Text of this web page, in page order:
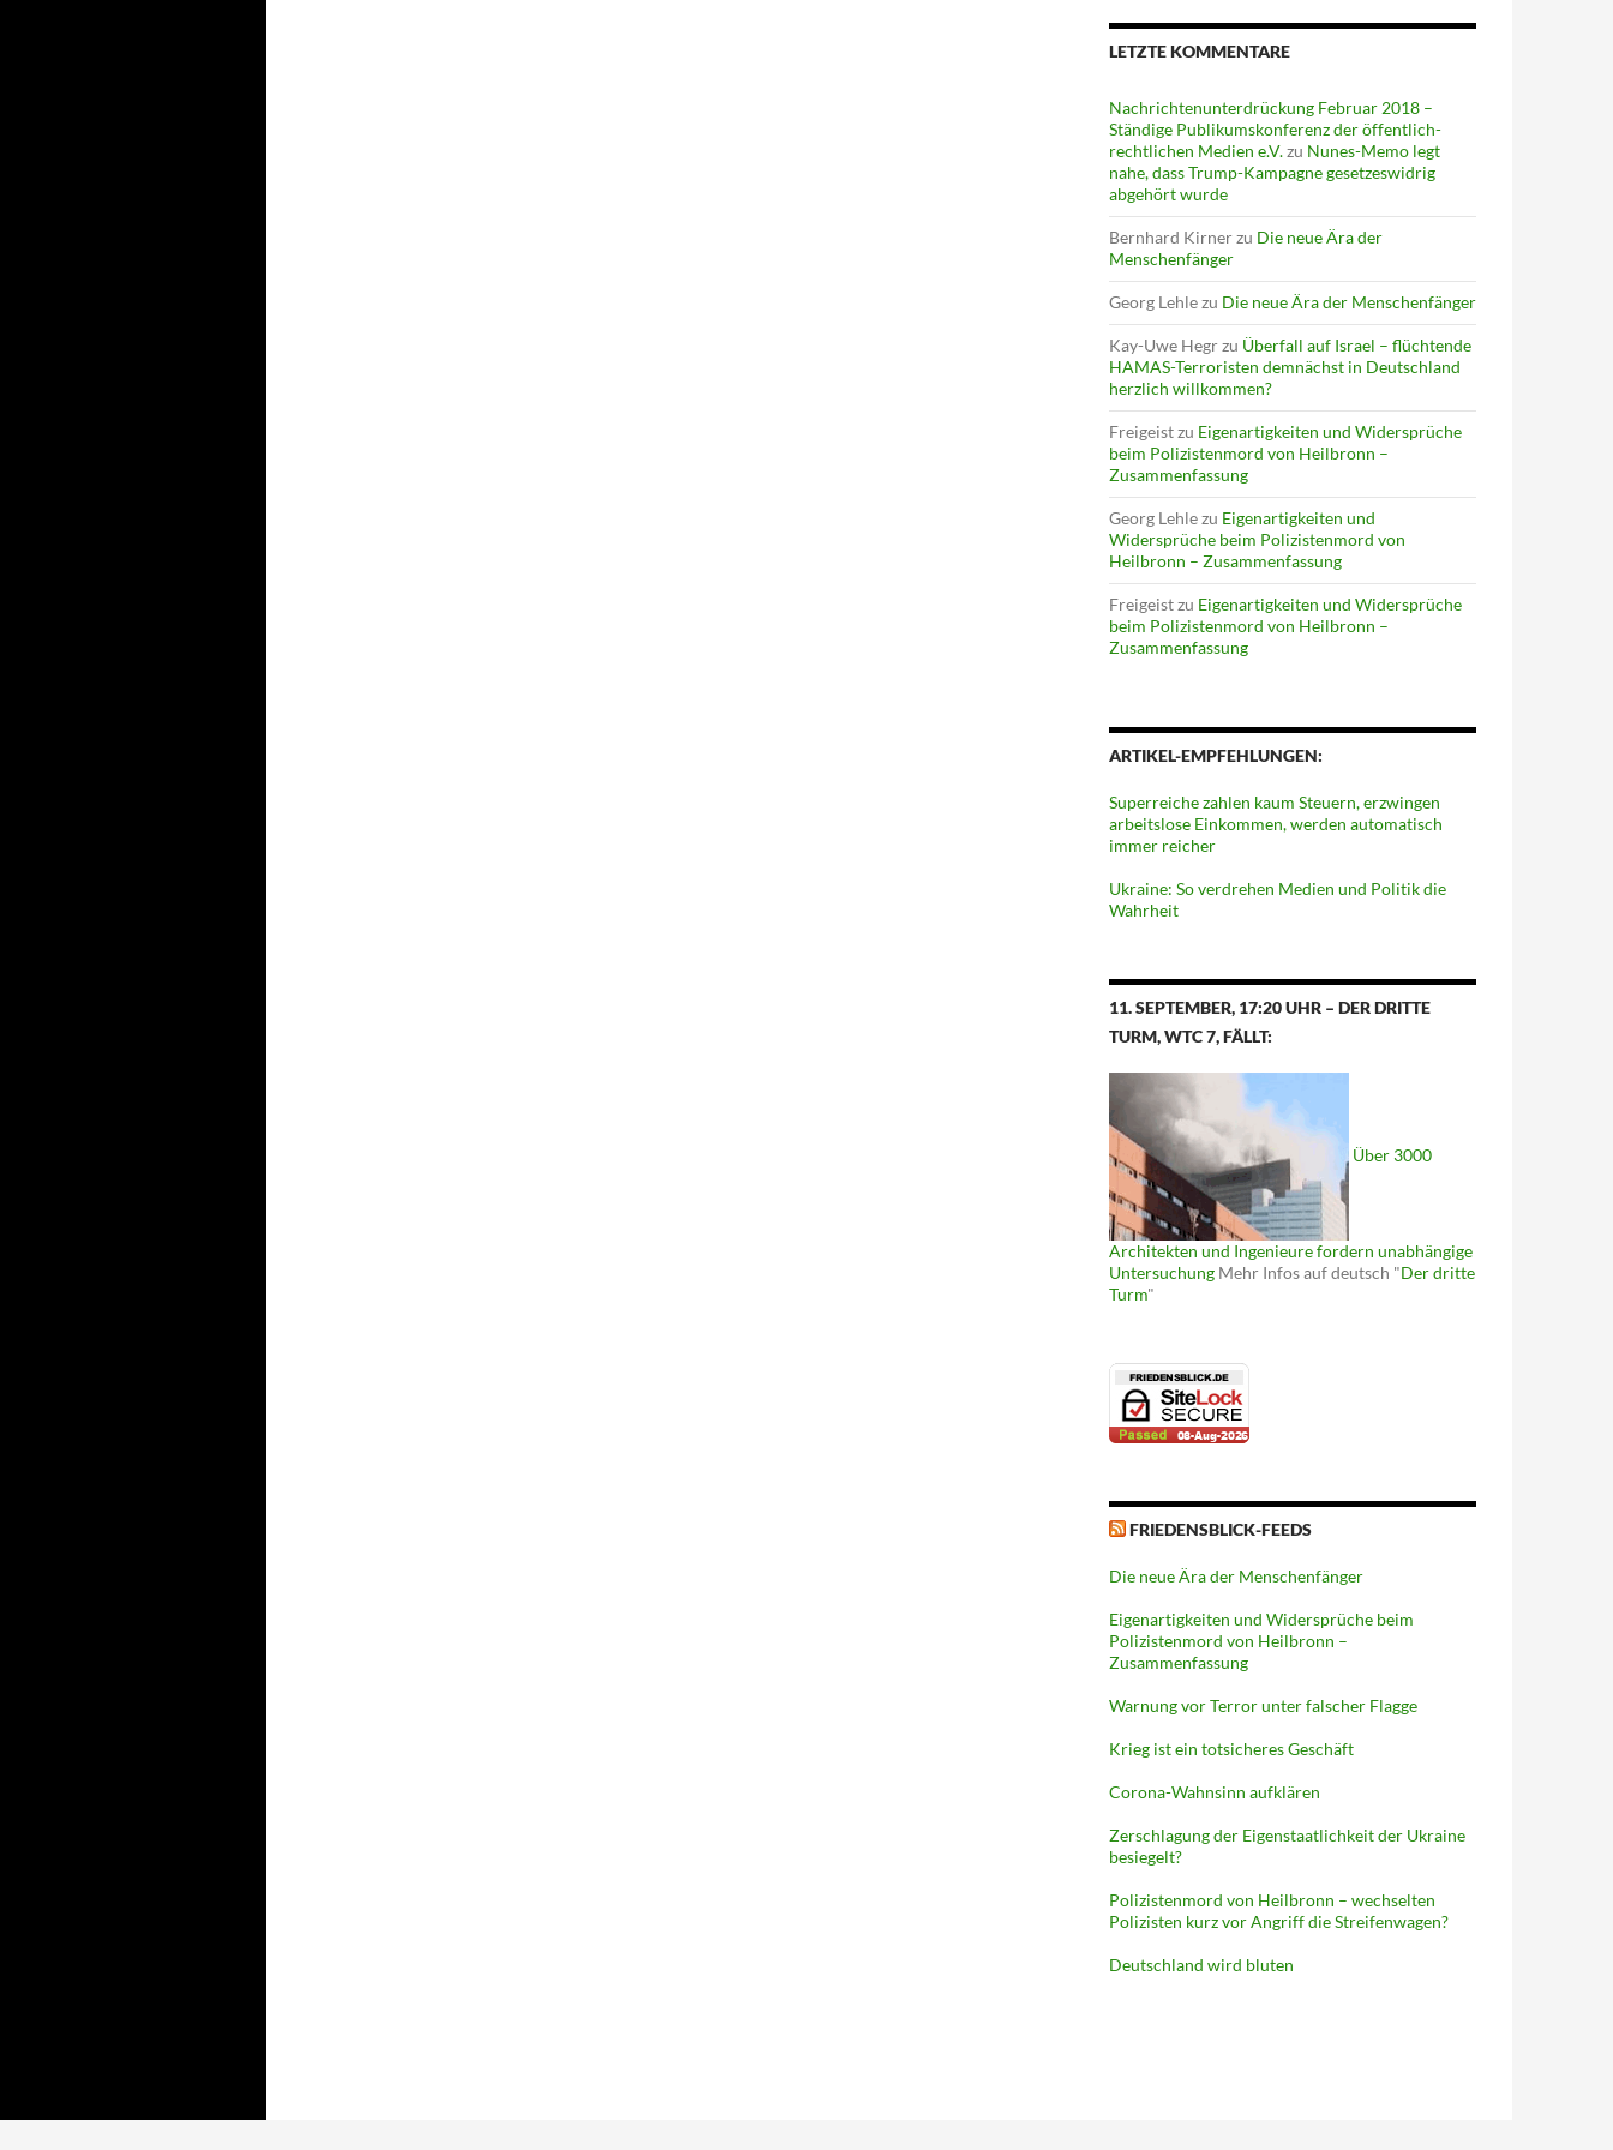
LETZTE KOMMENTARE
Nachrichtenunterdrückung Februar 2018 –
Ständige Publikumskonferenz der öffentlich-
rechtlichen Medien e.V.zu Nunes-Memo legt
nahe, dass Trump-Kampagne gesetzeswidrig
abgehört wurde
Bernhard Kirnerzu Die neue Ära der
Menschenfänger
Georg Lehlezu Die neue Ära der Menschenfänger
Kay-Uwe Hegrzu Überfall auf Israel – flüchtende
HAMAS-Terroristen demnächst in Deutschland
herzlich willkommen?
Freigeistzu Eigenartigkeiten und Widersprüche
beim Polizistenmord von Heilbronn –
Zusammenfassung
Georg Lehlezu Eigenartigkeiten und
Widersprüche beim Polizistenmord von
Heilbronn – Zusammenfassung
Freigeistzu Eigenartigkeiten und Widersprüche
beim Polizistenmord von Heilbronn –
Zusammenfassung
ARTIKEL-EMPFEHLUNGEN:
Superreiche zahlen kaum Steuern, erzwingen
arbeitslose Einkommen, werden automatisch
immer reicher
Ukraine: So verdrehen Medien und Politik die
Wahrheit
11. SEPTEMBER, 17:20 UHR – DER DRITTE
TURM, WTC 7, FÄLLT:
Über 3000
Architekten und Ingenieure fordern unabhängige
Untersuchung Mehr Infos auf deutsch "Der dritte
Turm"
FRIEDENSBLICK-FEEDS
Die neue Ära der Menschenfänger
Eigenartigkeiten und Widersprüche beim
Polizistenmord von Heilbronn –
Zusammenfassung
Warnung vor Terror unter falscher Flagge
Krieg ist ein totsicheres Geschäft
Corona-Wahnsinn aufklären
Zerschlagung der Eigenstaatlichkeit der Ukraine
besiegelt?
Polizistenmord von Heilbronn – wechselten
Polizisten kurz vor Angriff die Streifenwagen?
Deutschland wird bluten